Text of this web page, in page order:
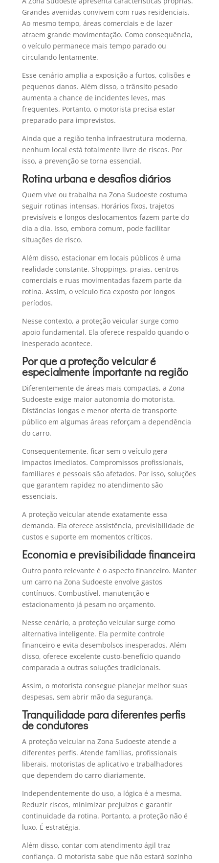
Grandes avenidas convivem com ruas residenciais.
Ao mesmo tempo, áreas comerciais e de lazer
atraem grande movimentação. Como consequência,
o veículo permanece mais tempo parado ou
circulando lentamente.
Esse cenário amplia a exposição a furtos, colisões e
pequenos danos. Além disso, o trânsito pesado
aumenta a chance de incidentes leves, mas
frequentes. Portanto, o motorista precisa estar
preparado para imprevistos.
Ainda que a região tenha infraestrutura moderna,
nenhum local está totalmente livre de riscos. Por
isso, a prevenção se torna essencial.
Rotina urbana e desafios diários
Quem vive ou trabalha na Zona Sudoeste costuma
seguir rotinas intensas. Horários fixos, trajetos
previsíveis e longos deslocamentos fazem parte do
dia a dia. Isso, embora comum, pode facilitar
situações de risco.
Além disso, estacionar em locais públicos é uma
realidade constante. Shoppings, praias, centros
comerciais e ruas movimentadas fazem parte da
rotina. Assim, o veículo fica exposto por longos
períodos.
Nesse contexto, a proteção veicular surge como
apoio fundamental. Ela oferece respaldo quando o
inesperado acontece.
Por que a proteção veicular é
especialmente importante na região
Diferentemente de áreas mais compactas, a Zona
Sudoeste exige maior autonomia do motorista.
Distâncias longas e menor oferta de transporte
público em algumas áreas reforçam a dependência
do carro.
Consequentemente, ficar sem o veículo gera
impactos imediatos. Compromissos profissionais,
familiares e pessoais são afetados. Por isso, soluções
que garantem rapidez no atendimento são
essenciais.
A proteção veicular atende exatamente essa
demanda. Ela oferece assistência, previsibilidade de
custos e suporte em momentos críticos.
Economia e previsibilidade financeira
Outro ponto relevante é o aspecto financeiro. Manter
um carro na Zona Sudoeste envolve gastos
contínuos. Combustível, manutenção e
estacionamento já pesam no orçamento.
Nesse cenário, a proteção veicular surge como
alternativa inteligente. Ela permite controle
financeiro e evita desembolsos inesperados. Além
disso, oferece excelente custo-benefício quando
comparada a outras soluções tradicionais.
Assim, o motorista consegue planejar melhor suas
despesas, sem abrir mão da segurança.
Tranquilidade para diferentes perfis
de condutores
A proteção veicular na Zona Sudoeste atende a
diferentes perfis. Atende famílias, profissionais
liberais, motoristas de aplicativo e trabalhadores
que dependem do carro diariamente.
Independentemente do uso, a lógica é a mesma.
Reduzir riscos, minimizar prejuízos e garantir
continuidade da rotina. Portanto, a proteção não é
luxo. É estratégia.
Além disso, contar com atendimento ágil traz
confiança. O motorista sabe que não estará sozinho